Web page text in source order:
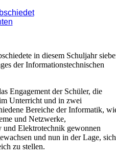
in diesem Schuljahr
der Informationstechnischen
Engagement der Schüler, die
Unterricht und in zwei
Bereiche der Informatik,
und Netzwerke,
und Elektrotechnik gewonnen
und nun in der Lage, sich
zu stellen.